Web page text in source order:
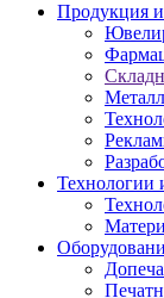
Продукция
Технологии